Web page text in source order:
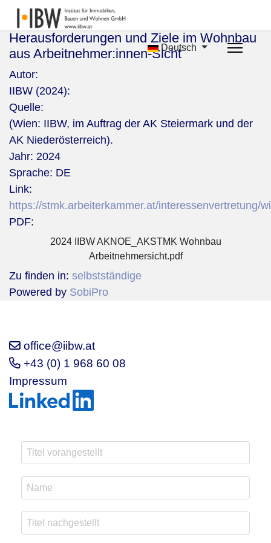
Deutsch
Herausforderungen und Ziele im Wohnbau
aus Arbeitnehmer:innen-Sicht
Autor:
IIBW (2024):
Quelle:
(Wien: IIBW, im Auftrag der AK Steiermark und der
AK Niederösterreich).
Jahr: 2024
Sprache: DE
Link:
https://stmk.arbeiterkammer.at/interessenvertretung/
PDF:
2024 IIBW AKNOE_AKSTMK Wohnbau
Arbeitnehmersicht.pdf
Zu finden in: selbstständige
Powered by SobiPro
office@iibw.at
+43 (0) 1 968 60 08
Impressum